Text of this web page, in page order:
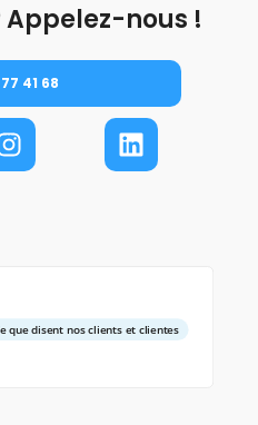
Appelez-nous !
41 68
que disent nos clients et clientes